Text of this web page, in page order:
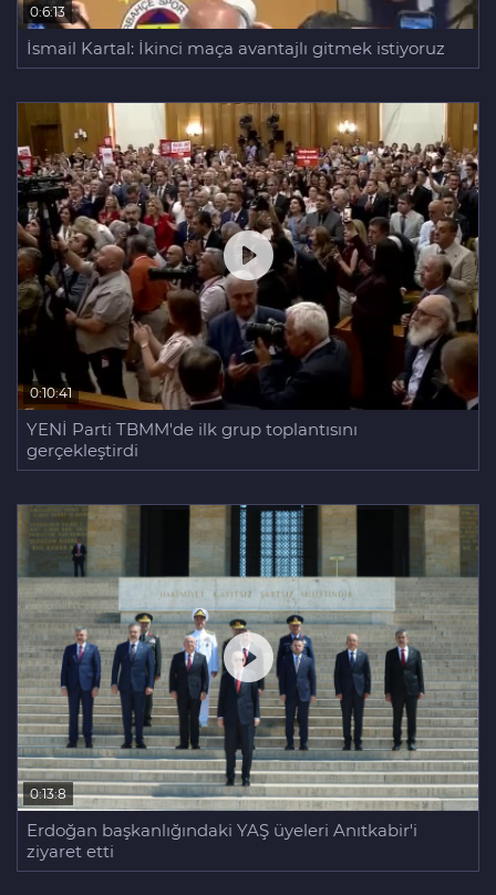
0:6:13
İsmail Kartal: İkinci maça avantajlı gitmek istiyoruz
0:10:41
YENİ Parti TBMM'de ilk grup toplantısını
gerçekleştirdi
0:13:8
Erdoğan başkanlığındaki YAŞ üyeleri Anıtkabir'i
ziyaret etti